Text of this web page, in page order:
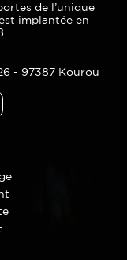
de l’unique
implantée en
- 97387 Kourou